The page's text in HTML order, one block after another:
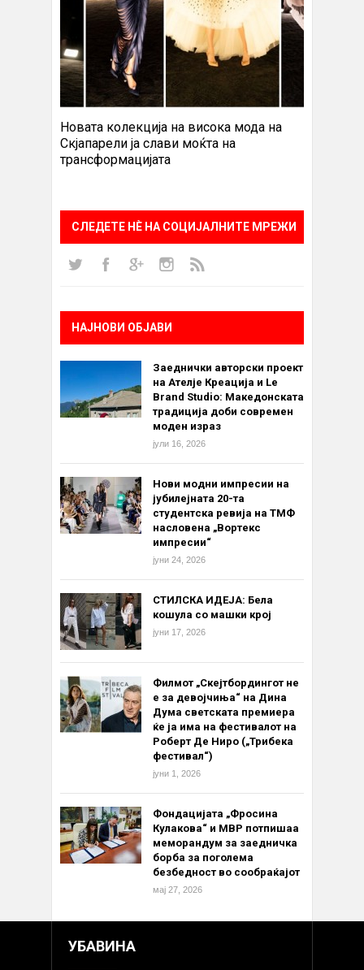
Новата колекција на висока мода на
Скјапарели ја слави моќта на
трансформацијата
СЛЕДЕТЕ НÈ НА СОЦИЈАЛНИТЕ МРЕЖИ
НАЈНОВИ ОБЈАВИ
Заеднички авторски проект
на Ателје Креација и Le
Brand Studio: Македонската
традиција доби современ
моден израз
јули 16, 2026
Нови модни импресии на
јубилејната 20-та
студентска ревија на ТМФ
насловена „Вортекс
импресии“
јуни 24, 2026
СТИЛСКА ИДЕЈА: Бела
кошула со машки крој
јуни 17, 2026
Филмот „Скејтбордингот не
е за девојчиња“ на Дина
Дума светската премиера
ќе ја има на фестивалот на
Роберт Де Ниро („Трибека
фестивал“)
јуни 1, 2026
Фондацијата „Фросина
Кулакова“ и МВР потпишаа
меморандум за заедничка
борба за поголема
безбедност во сообраќајот
мај 27, 2026
УБАВИНА